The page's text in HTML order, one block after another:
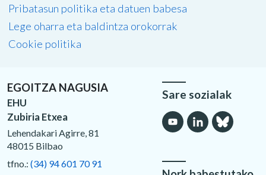
Pribatasun politika eta datuen babesa
Lege oharra eta baldintza orokorrak
Cookie politika
EGOITZA NAGUSIA
EHU
Zubiria Etxea
Lehendakari Agirre, 81
48015 Bilbao
tfno.: (34) 94 601 70 91
Sare sozialak